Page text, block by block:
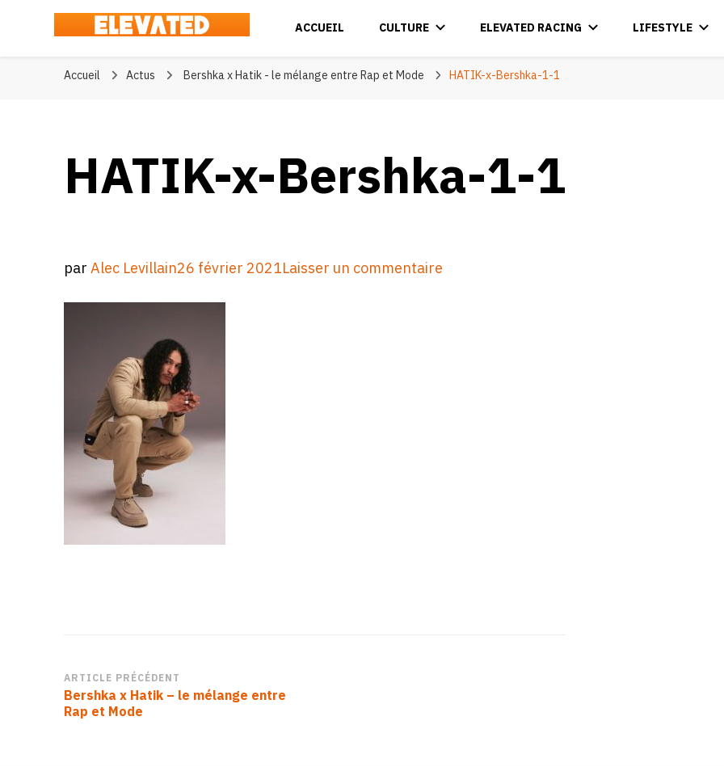
Elevated
ACCUEIL CULTURE ELEVATED RACING LIFESTYLE
Accueil Actus Bershka x Hatik - le mélange entre Rap et Mode HATIK-x-Bershka-1-1
HATIK-x-Bershka-1-1
parAlec Levillain26 février 2021Laisser un commentaire
Navigation
d’article
ARTICLE PRÉCÉDENT
Bershka x Hatik – le mélange entre
Rap et Mode